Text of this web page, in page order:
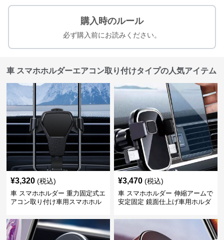
購入時のルール
必ず購入前にお読みください。
車 スマホホルダーエアコン取り付けタイプの人気アイテム
¥3,320 (税込)
車 スマホホルダー 重力固定式エ
アコン取り付け車用スマホホル
¥3,470 (税込)
車 スマホホルダー 伸縮アームで
安定固定 鏡面仕上げ車用ホルダ